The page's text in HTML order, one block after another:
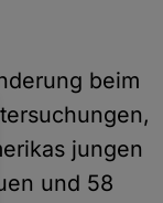
beim
jungen
und 58